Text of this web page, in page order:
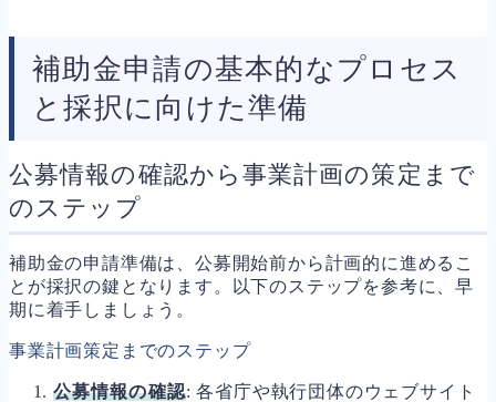
補助金申請の基本的なプロセス
と採択に向けた準備
公募情報の確認から事業計画の策定まで
のステップ
補助金の申請準備は、公募開始前から計画的に進めるこ
とが採択の鍵となります。以下のステップを参考に、早
期に着手しましょう。
事業計画策定までのステップ
公募情報の確認: 各省庁や執行団体のウェブサイト